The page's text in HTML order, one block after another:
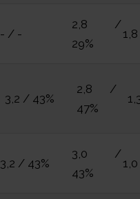
- / -
2,8 /
29%
3,2 / 43%
2,8 /
47%
3,2 / 43%
3,0 /
43%